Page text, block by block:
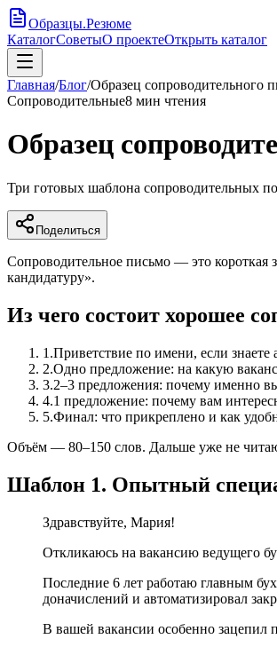
Образцы.Резюме
КаталогСоветыО проектеОткрыть каталог
Главная/Блог/Образец сопроводительного
Сопроводительные8 мин чтения
Образец
Три готовых шаблона сопроводительных
Поделиться
Сопроводительное письмо — это короткая
кандидатуру».
Из чего состоит хорошее
1 .Приветствие по имени, если знаете
2.Одно предложение: на какую
3.2–3 предложения: почему именно
4.1 предложение: почему вам
5.Финал: что прикреплено и как
Объём — 80–150 слов. Дальше уже не
Шаблон 1. Опытный
Здравствуйте, Мария!
Откликаюсь на вакансию ведущего
Последние 6 лет работаю главным
доначислений и автоматизировал
В вашей вакансии особенно зацепил